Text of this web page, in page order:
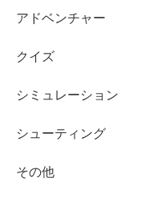
アドベンチャー
クイズ
シミュレーション
シューティング
その他